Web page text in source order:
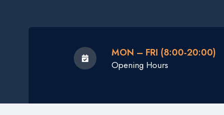
MON – FRI (8:00-20:00)
Opening Hours